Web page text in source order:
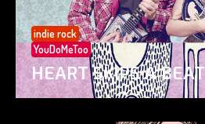
indie rock
YouDoMeToo
HEART SKIPS A BEAT